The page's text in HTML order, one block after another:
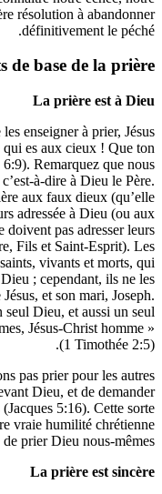
sincère résolution à
définitivement
de base de
La prière
de les enseigner à
Père qui es aux cieux
6:9). Remarquez
Père », c’est-à-dire à
de la prière aux faux
toujours adressée à
ne doivent pas
Dieu (Père, Fils et Saint-
pour les saints, vivants et
yeux de Dieu ;
mère de Jésus, et son
il y a un seul Dieu, et
les hommes, Jésus-Christ
(1
ne devons pas prier pour
devant Dieu, et de
nous (Jacques 5:16).
de notre vraie humilité
de prier Dieu
La prière